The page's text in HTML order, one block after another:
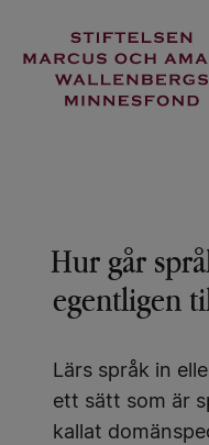
huvudinnehåll
Hur går
egentligen
Lärs språk in
ett sätt som är
kallat